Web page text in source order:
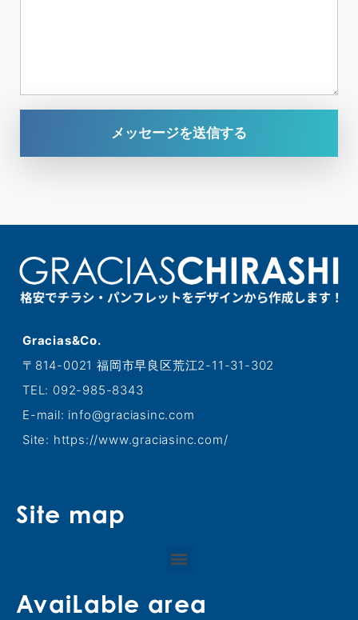
メッセージを送信する
Gracias&Co.
〒814-0021 福岡市早良区荒江2-11-31-302
TEL: 092-985-8343
E-mail: info@graciasinc.com
Site: https://www.graciasinc.com/
Site map
AvaiLable area